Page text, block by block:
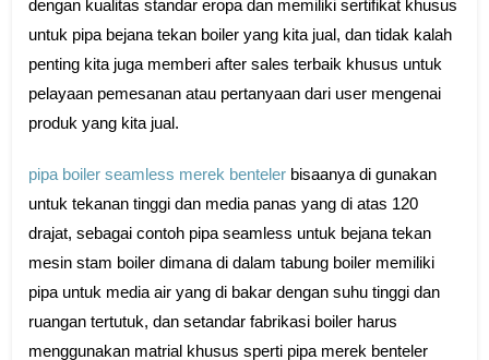
dengan kualitas standar eropa dan memiliki sertifikat khusus
untuk pipa bejana tekan boiler yang kita jual, dan tidak kalah
penting kita juga memberi after sales terbaik khusus untuk
pelayaan pemesanan atau pertanyaan dari user mengenai
produk yang kita jual.
pipa boiler seamless merek benteler bisaanya di gunakan
untuk tekanan tinggi dan media panas yang di atas 120
drajat, sebagai contoh pipa seamless untuk bejana tekan
mesin stam boiler dimana di dalam tabung boiler memiliki
pipa untuk media air yang di bakar dengan suhu tinggi dan
ruangan tertutuk, dan setandar fabrikasi boiler harus
menggunakan matrial khusus sperti pipa merek benteler